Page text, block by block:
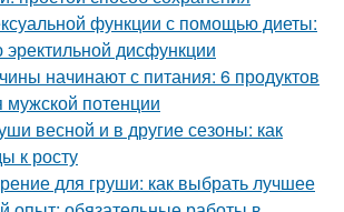
функции с помощью диеты:
дисфункции
начинают с питания: 6 продуктов
потенции
весной и в другие сезоны: как
к росту
для груши: как выбрать лучшее